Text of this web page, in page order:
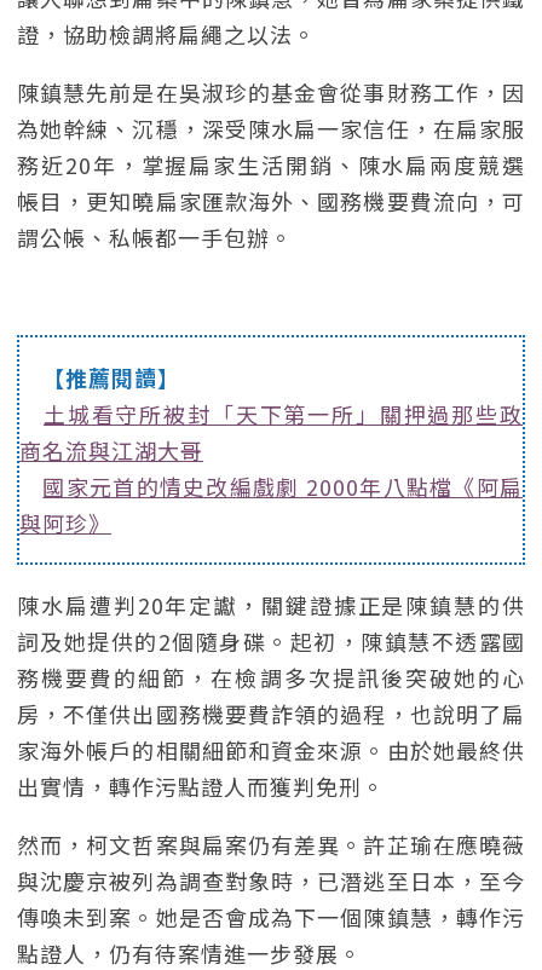
證，協助檢調將扁繩之以法。
陳鎮慧先前是在吳淑珍的基金會從事財務工作，因
為她幹練、沉穩，深受陳水扁一家信任，在扁家服
務近20年，掌握扁家生活開銷、陳水扁兩度競選
帳目，更知曉扁家匯款海外、國務機要費流向，可
謂公帳、私帳都一手包辦。
【推薦閱讀】
土城看守所被封「天下第一所」關押過那些政
商名流與江湖大哥
國家元首的情史改編戲劇 2000年八點檔《阿扁
與阿珍》
陳水扁遭判20年定讞，關鍵證據正是陳鎮慧的供
詞及她提供的2個隨身碟。起初，陳鎮慧不透露國
務機要費的細節，在檢調多次提訊後突破她的心
房，不僅供出國務機要費詐領的過程，也說明了扁
家海外帳戶的相關細節和資金來源。由於她最終供
出實情，轉作污點證人而獲判免刑。
然而，柯文哲案與扁案仍有差異。許芷瑜在應曉薇
與沈慶京被列為調查對象時，已潛逃至日本，至今
傳喚未到案。她是否會成為下一個陳鎮慧，轉作污
點證人，仍有待案情進一步發展。